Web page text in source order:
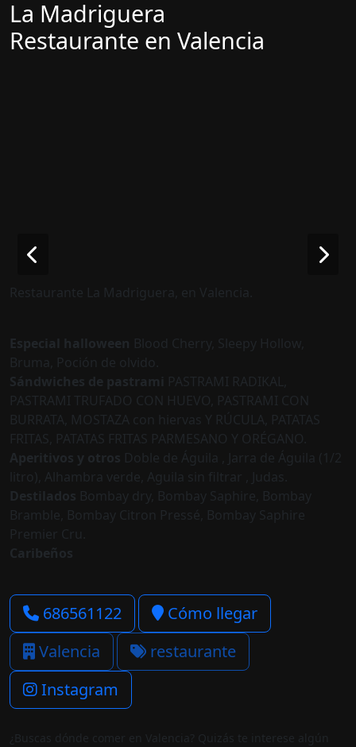
La Madriguera
Restaurante en Valencia
Restaurante La Madriguera, en Valencia.
Especial halloween Blood Cherry, Sleepy Hollow,
Bruma, Poción de olvido.
Sándwiches de pastrami PASTRAMI RADIKAL,
PASTRAMI TRUFADO CON HUEVO, PASTRAMI CON
BURRATA, MOSTAZA con hiervas Y RÚCULA, PATATAS
FRITAS, PATATAS FRITAS PARMESANO Y ORÉGANO.
Aperitivos y otros Doble de Águila , Jarra de Águila (1/2
litro), Alhambra verde, Aguila sin filtrar , Judas.
Destilados Bombay dry, Bombay Saphire, Bombay
Bramble, Bombay Citron Pressé, Bombay Saphire
Premier Cru.
Caribeños
686561122
Cómo llegar
Valencia
restaurante
Instagram
¿Buscas dónde comer en Valencia? Quizás te interese algún